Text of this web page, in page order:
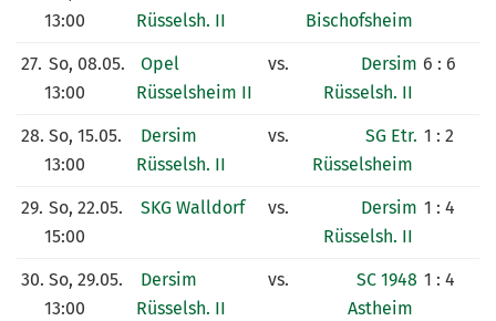
13:00
Rüsselsh. II
Bischofsheim
27. So, 08.05.
13:00
Opel
Rüsselsheim II
vs.
Dersim
Rüsselsh. II
6 : 6
28. So, 15.05.
13:00
Dersim
Rüsselsh. II
vs.
SG Etr.
Rüsselsheim
1 : 2
29. So, 22.05.
15:00
SKG Walldorf vs.
Dersim
Rüsselsh. II
1 : 4
30. So, 29.05.
13:00
Dersim
Rüsselsh. II
vs.
SC 1948
Astheim
1 : 4